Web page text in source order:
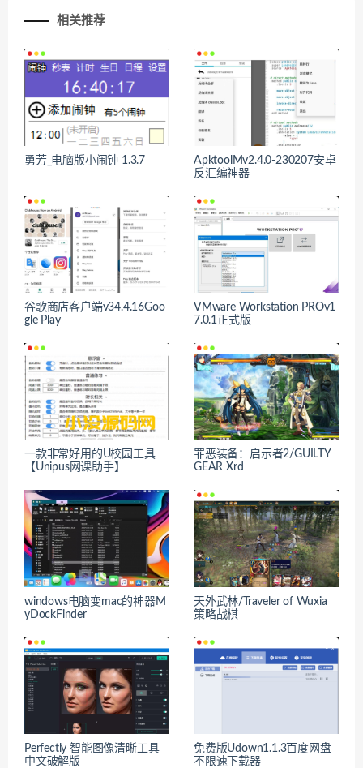
相关推荐
勇芳_电脑版小闹钟 1.3.7
ApktoolMv2.4.0-230207安卓
反汇编神器
谷歌商店客户端v34.4.16Goo
gle Play
VMware Workstation PROv1
7.0.1正式版
一款非常好用的U校园工具
【Unipus网课助手】
罪恶装备：启示者2/GUILTY
GEAR Xrd
windows电脑变mac的神器M
yDockFinder
天外武林/Traveler of Wuxia
策略战棋
Perfectly 智能图像清晰工具
中文破解版
免费版Udown1.1.3百度网盘
不限速下载器